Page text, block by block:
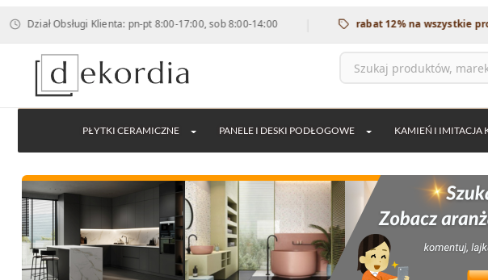
Obsługi Klienta: pn-pt 8:00-17:00, sob 8:00-14:00 | rabat 12% na wszystkie
PŁYTKI CERAMICZNE PANELE I DESKI PODŁOGOWE KAMIEŃ I IMITACJA